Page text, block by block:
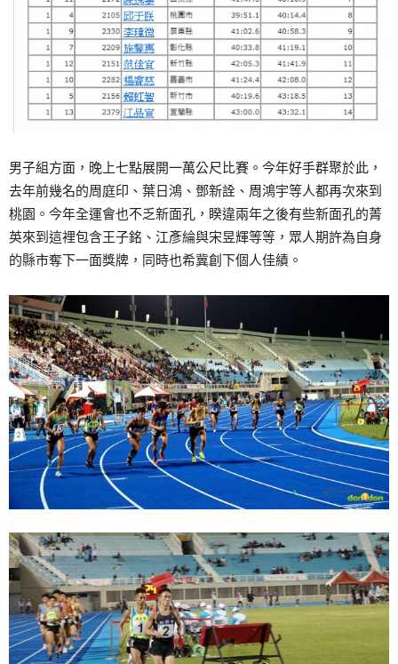
男子組方面，晚上七點展開一萬公尺比賽。今年好手群聚於此，
去年前幾名的周庭印、葉日鴻、鄧新詮、周鴻宇等人都再次來到
桃園。今年全運會也不乏新面孔，睽違兩年之後有些新面孔的菁
英來到這裡包含王子銘、江彥綸與宋昱輝等等，眾人期許為自身
的縣市奪下一面獎牌，同時也希冀創下個人佳績。